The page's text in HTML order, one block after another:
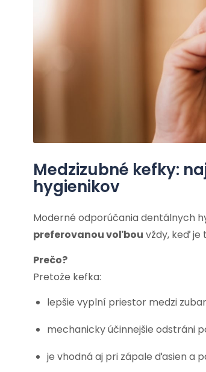
Medzizubné kefky:
hygienikov
Moderné odporúčania dentálnych
preferovanou voľbou vždy, keď je
Prečo?
Pretože kefka:
lepšie vyplní priestor medzi
mechanicky účinnejšie odstráni
je vhodná aj pri zápale ďasien a